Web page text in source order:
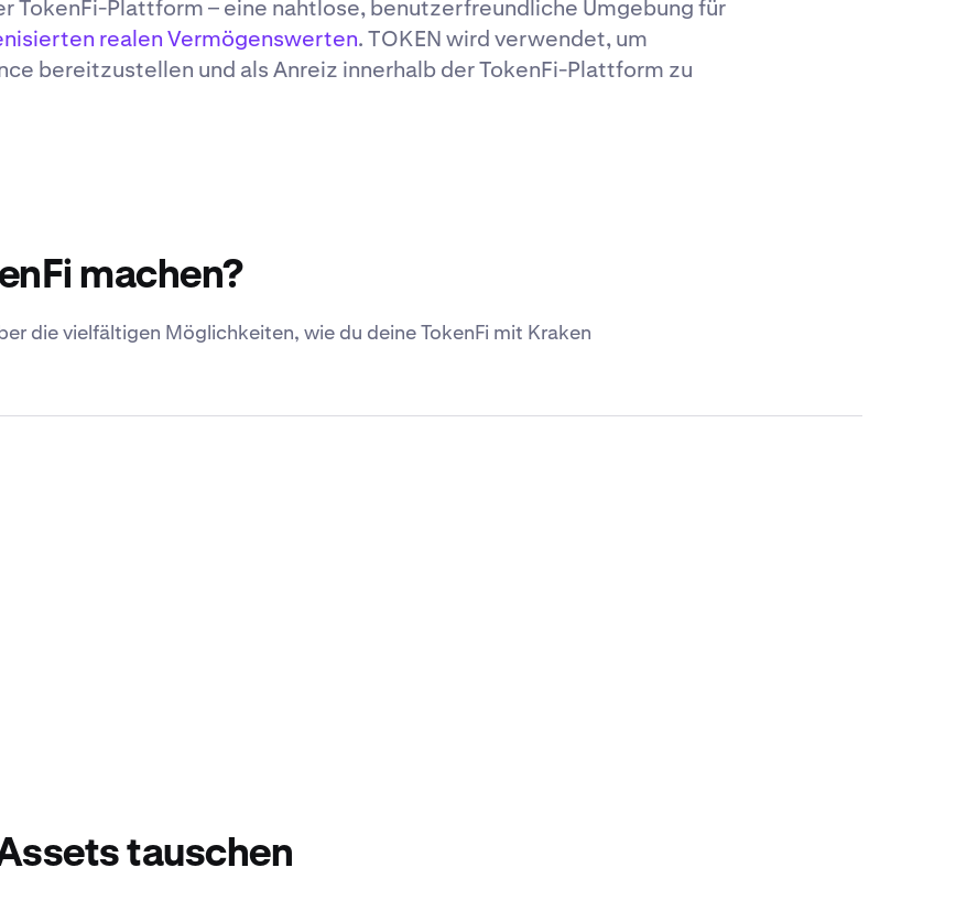
TokenFi-Plattform – eine nahtlose, benutzerfreundliche Umgebung für
realen Vermögenswerten. TOKEN wird verwendet, um
bereitzustellen und als Anreiz innerhalb der TokenFi-Plattform zu
machen?
die vielfältigen Möglichkeiten, wie du deine TokenFi mit Kraken
tauschen